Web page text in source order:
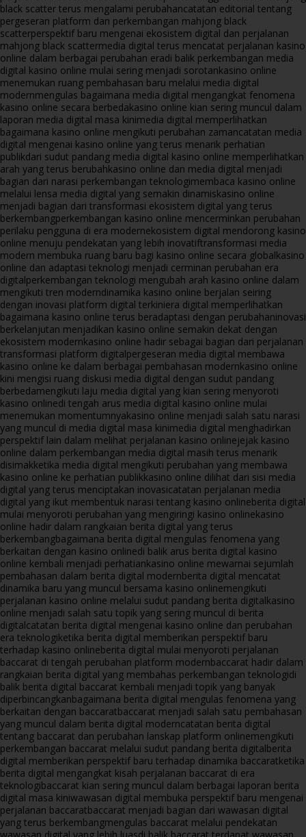
black scatter terus mengalami perubahancatatan editorial tentang
pergeseran platform dan perkembangan mahjong black
scatterperspektif baru mengenai ekosistem digital dan perjalanan
mahjong black scattermedia digital terus mencatat perjalanan kasino
online dalam berbagai perubahan eradi balik perkembangan media
digital kasino online mulai sering menjadi sorotankasino online
menemukan ruang pembahasan baru melalui media digital
modernmengulas bagaimana media digital mengangkat fenomena
kasino online secara berbedakasino online kian sering muncul dalam
laporan media digital masa kinimedia digital memperlihatkan
bagaimana kasino online mengikuti perubahan zamancatatan media
digital mengenai kasino online yang terus menarik perhatian
publikdari sudut pandang media digital kasino online memperlihatkan
arah yang terus berubahkasino online dan media digital menjadi
bagian dari narasi perkembangan teknologimembaca kasino online
melalui lensa media digital yang semakin dinamiskasino online
menjadi bagian dari transformasi ekosistem digital yang terus
berkembangperkembangan kasino online mencerminkan perubahan
perilaku pengguna di era modernekosistem digital mendorong kasino
online menuju pendekatan yang lebih inovatiftransformasi media
modern membuka ruang baru bagi kasino online secara globalkasino
online dan adaptasi teknologi menjadi cerminan perubahan era
digitalperkembangan teknologi mengubah arah kasino online dalam
mengikuti tren moderndinamika kasino online berjalan seiring
dengan inovasi platform digital terkiniera digital memperlihatkan
bagaimana kasino online terus beradaptasi dengan perubahaninovasi
berkelanjutan menjadikan kasino online semakin dekat dengan
ekosistem modernkasino online hadir sebagai bagian dari perjalanan
transformasi platform digitalpergeseran media digital membawa
kasino online ke dalam berbagai pembahasan modernkasino online
kini mengisi ruang diskusi media digital dengan sudut pandang
berbedamengikuti laju media digital yang kian sering menyoroti
kasino onlinedi tengah arus media digital kasino online mulai
menemukan momentumnyakasino online menjadi salah satu narasi
yang muncul di media digital masa kinimedia digital menghadirkan
perspektif lain dalam melihat perjalanan kasino onlinejejak kasino
online dalam perkembangan media digital masih terus menarik
disimakketika media digital mengikuti perubahan yang membawa
kasino online ke perhatian publikkasino online dilihat dari sisi media
digital yang terus menciptakan inovasicatatan perjalanan media
digital yang ikut membentuk narasi tentang kasino onlineberita digital
mulai menyoroti perubahan yang mengiringi kasino onlinekasino
online hadir dalam rangkaian berita digital yang terus
berkembangbagaimana berita digital mengulas fenomena yang
berkaitan dengan kasino onlinedi balik arus berita digital kasino
online kembali menjadi perhatiankasino online mewarnai sejumlah
pembahasan dalam berita digital modernberita digital mencatat
dinamika baru yang muncul bersama kasino onlinemengikuti
perjalanan kasino online melalui sudut pandang berita digitalkasino
online menjadi salah satu topik yang sering muncul di berita
digitalcatatan berita digital mengenai kasino online dan perubahan
era teknologiketika berita digital memberikan perspektif baru
terhadap kasino onlineberita digital mulai menyoroti perjalanan
baccarat di tengah perubahan platform modernbaccarat hadir dalam
rangkaian berita digital yang membahas perkembangan teknologidi
balik berita digital baccarat kembali menjadi topik yang banyak
diperbincangkanbagaimana berita digital mengulas fenomena yang
berkaitan dengan baccaratbaccarat menjadi salah satu pembahasan
yang muncul dalam berita digital moderncatatan berita digital
tentang baccarat dan perubahan lanskap platform onlinemengikuti
perkembangan baccarat melalui sudut pandang berita digitalberita
digital memberikan perspektif baru terhadap dinamika baccaratketika
berita digital mengangkat kisah perjalanan baccarat di era
teknologibaccarat kian sering muncul dalam berbagai laporan berita
digital masa kiniwawasan digital membuka perspektif baru mengenai
perjalanan baccaratbaccarat menjadi bagian dari wawasan digital
yang terus berkembangmengulas baccarat melalui pendekatan